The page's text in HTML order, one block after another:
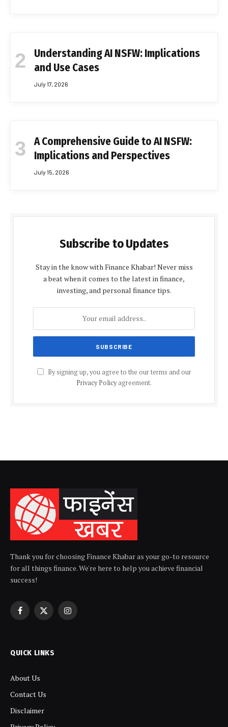
Understanding AI NSFW: Implications
and Use Cases
July 17, 2026
A Comprehensive Guide to AI NSFW:
Implications and Perspectives
July 15, 2026
Subscribe to Updates
Stay in the know with Finance Khabar! Never miss
a beat when it comes to the latest in finance,
investing, and personal finance tips.
By signing up, you agree to the our terms and our
Privacy Policyagreement.
Thank you for choosing Finance Khabar as your go-to resource
for all things finance. We're here to help you achieve financial
success!
Facebook
X
Instagram
QUICK LINKS
About Us
Contact Us
Disclaimer